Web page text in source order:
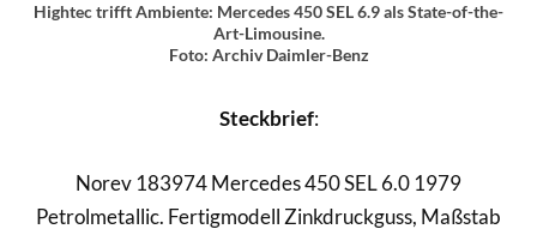
Hightec trifft Ambiente: Mercedes 450 SEL 6.9 als State-of-the-
Art-Limousine.
Foto: Archiv Daimler-Benz
Steckbrief:
Norev 183974 Mercedes 450 SEL 6.0 1979
Petrolmetallic. Fertigmodell Zinkdruckguss, Maßstab